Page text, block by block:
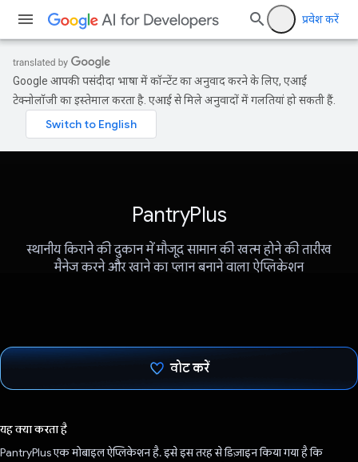
प्रवेश करें
Google आपकी पसंदीदा भाषा में कॉन्टेंट का अनुवाद करने के लिए, एआई
टेक्नोलॉजी का इस्तेमाल करता है. एआई से मिले अनुवादों में गलतियां हो सकती हैं.
PantryPlus
स्थानीय किराने की दुकान में मौजूद सामान की खत्म होने की तारीख
मैनेज करने और खाने का प्लान बनाने वाला ऐप्लिकेशन
वोट करें
यह क्या करता है
PantryPlus एक मोबाइल ऐप्लिकेशन है. इसे इस तरह से डिज़ाइन किया गया है कि